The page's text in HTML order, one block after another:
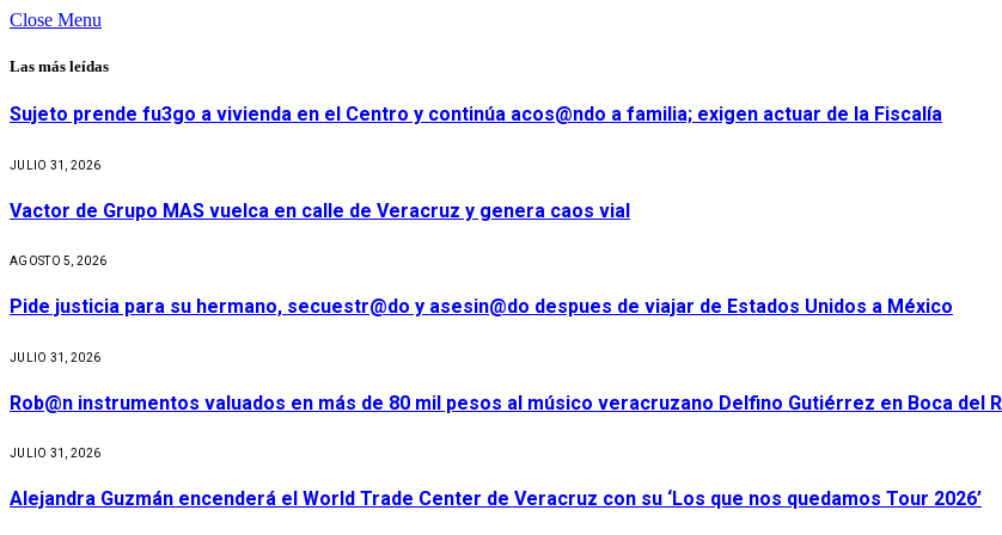
Close Menu
Las más leídas
Sujeto prende fu3go a vivienda en el Centro y continúa acos@ndo a familia; exigen actuar de la Fiscalía
JULIO 31, 2026
Vactor de Grupo MAS vuelca en calle de Veracruz y genera caos vial
AGOSTO 5, 2026
Pide justicia para su hermano, secuestr@do y asesin@do despues de viajar de Estados Unidos a México
JULIO 31, 2026
Rob@n instrumentos valuados en más de 80 mil pesos al músico veracruzano Delfino Gutiérrez en Boca del
JULIO 31, 2026
Alejandra Guzmán encenderá el World Trade Center de Veracruz con su ‘Los que nos quedamos Tour 2026’